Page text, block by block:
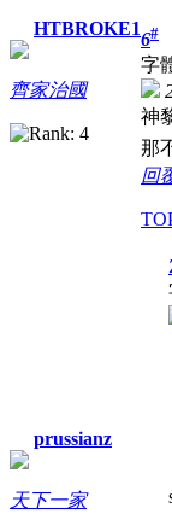
HTBROKE1
齊家治國
6#
字
神
那
回
prussianz
天下一家